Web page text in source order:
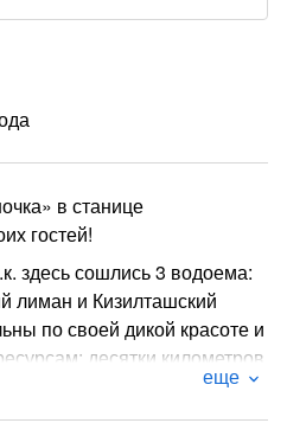
в станице
гостей!
здесь сошлись 3 водоема:
лиман и Кизилташский
по своей дикой красоте и
десятки километров
пляжей с дюнами, лечебные
свежих фруктов и овощей.
еще